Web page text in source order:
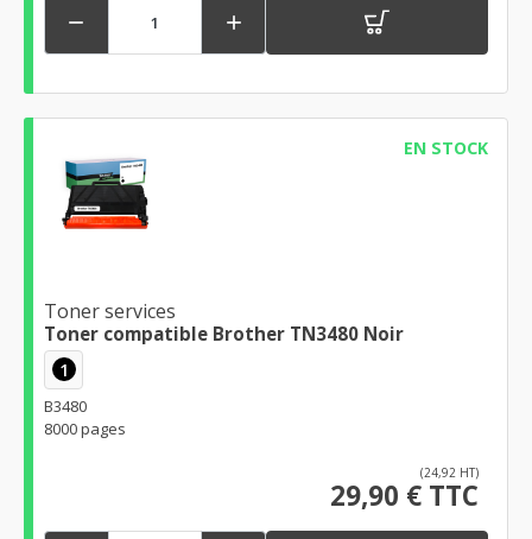
 
EN STOCK
Toner services
Toner compatible Brother TN3480 Noir
1
B3480
8000 pages
(24,92 HT)
29,90 € TTC